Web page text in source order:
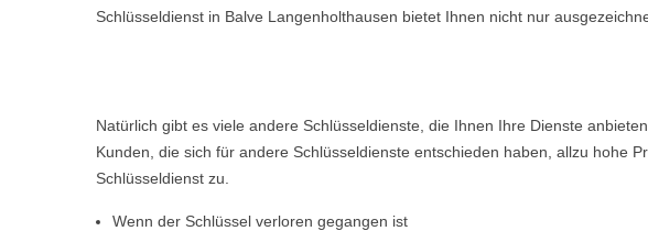
Schlüsseldienst in Balve Langenholthausen bietet Ihnen nicht nur
Natürlich gibt es viele andere Schlüsseldienste, die Ihnen Ihre Dienste
Kunden, die sich für andere Schlüsseldienste entschieden haben, allzu hohe
Schlüsseldienst zu.
Wenn der Schlüssel verloren gegangen ist